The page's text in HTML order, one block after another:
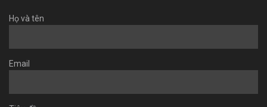
Họ và tên
Email